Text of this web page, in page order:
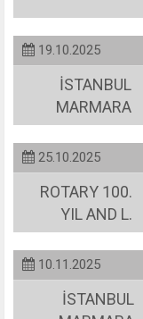
19.10.2025
İSTANBUL
MARMARA
25.10.2025
ROTARY 100.
YIL AND L.
10.11.2025
İSTANBUL